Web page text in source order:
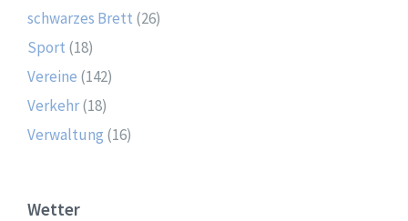
schwarzes Brett (26)
Sport (18)
Vereine (142)
Verkehr(18)
Verwaltung (16)
Wetter